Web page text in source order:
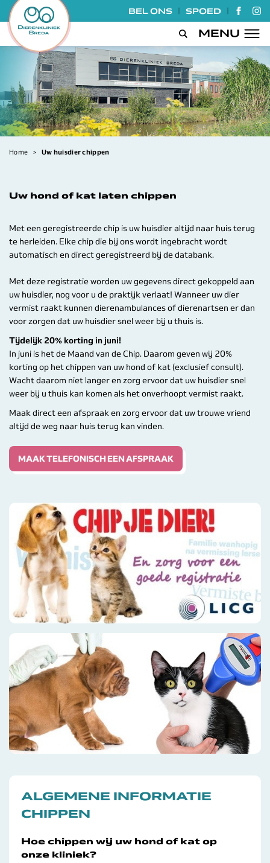
BEL ONS | SPOED | GAGA
MENU
Open de
Home > Uw huisdier chippen
Uw hond of kat laten chippen
Met een geregistreerde chip is uw huisdier altijd naar huis terug
te herleiden. Elke chip die bij ons wordt ingebracht wordt
automatisch en direct geregistreerd bij de databank.
Met deze registratie worden uw gegevens direct gekoppeld aan
uw huisdier, nog voor u de praktijk verlaat! Wanneer uw dier
vermist raakt kunnen dierenambulances of dierenartsen er dan
voor zorgen dat uw huisdier snel weer bij u thuis is.
Tijdelijk 20% korting in juni!
In juni is het de Maand van de Chip. Daarom geven wij 20%
korting op het chippen van uw hond of kat (exclusief consult).
Wacht daarom niet langer en zorg ervoor dat uw huisdier snel
weer bij u thuis kan komen als het onverhoopt vermist raakt.
Maak direct een afspraak en zorg ervoor dat uw trouwe vriend
altijd de weg naar huis terug kan vinden.
MAAK TELEFONISCH EEN AFSPRAAK
ALGEMENE INFORMATIE
CHIPPEN
Hoe chippen wij uw hond of kat op
onze kliniek?